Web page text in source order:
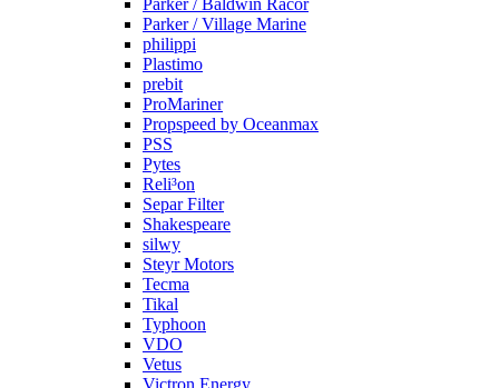
Parker / Baldwin Racor
Parker / Village Marine
philippi
Plastimo
prebit
ProMariner
Propspeed by Oceanmax
PSS
Pytes
Reli³on
Separ Filter
Shakespeare
silwy
Steyr Motors
Tecma
Tikal
Typhoon
VDO
Vetus
Victron Energy